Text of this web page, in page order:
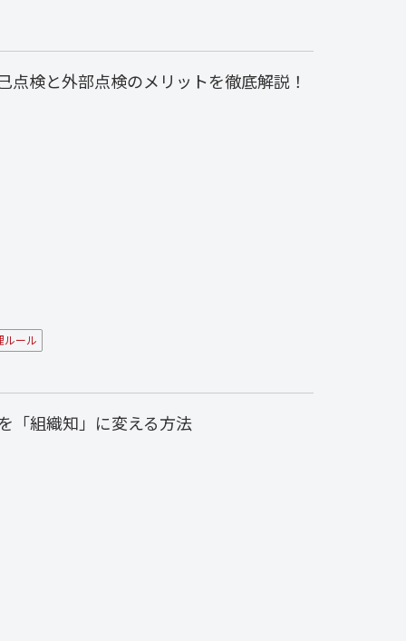
検と外部点検のメリットを徹底解説！
ルール
「組織知」に変える方法